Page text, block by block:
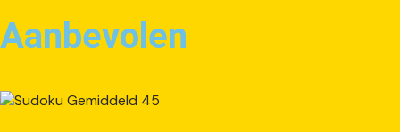
Aanbevolen